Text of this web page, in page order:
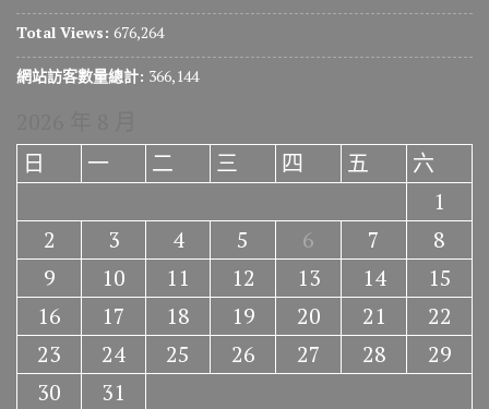
Total Views: 676,264
網站訪客數量總計: 366,144
日
一 二 三 四 五
六
1
2
3 4 5 6 7
8
9
10 11 12 13 14
15
16
17 18 19 20 21
22
23
24 25 26 27 28
29
30
31